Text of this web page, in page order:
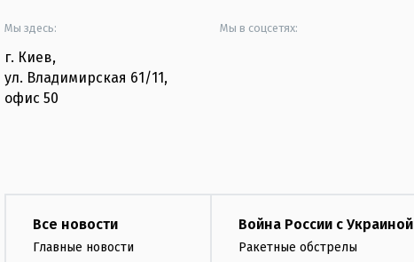
Мы здесь:
г. Киев,
ул. Владимирская 61/11,
офис 50
Мы в соцсетях:
Все новости
Главные новости
Война России с Украиной
Ракетные обстрелы